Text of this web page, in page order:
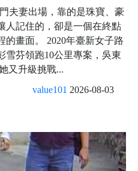
夫妻出場，靠的是珠寶、豪
人記住的，卻是一個在終點
的畫面。 2020年臺新女子路
雪芬領跑10公里專案，吳東
又升級挑戰...
value101 2026-08-03